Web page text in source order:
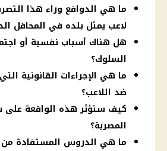
ما هي الدوافع وراء هذا
لاعب يمثل بلده في المحافل
هل هناك أسباب نفسية أو
السلوك؟
ما هي الإجراءات القانونية
ضد اللاعب؟
كيف ستؤثر هذه الواقعة على
المصرية؟
ما هي الدروس المستفادة من